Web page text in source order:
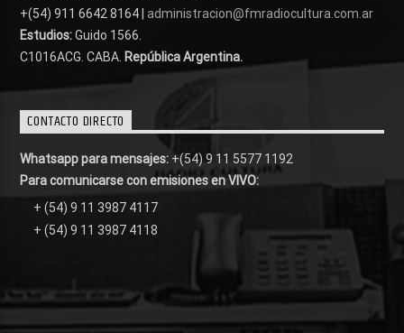
+(54) 911 6642 8164 | administracion@fmradiocultura.com.ar
Estudios:Guido 1566.
C1016ACG . CABA. República Argentina.
CONTACTO DIRECTO
Whatsapp para mensajes: +(54) 9 11 5577 1192
Para comunicarse con emisiones en VIVO:
+ (54) 9 11 3987 4117
+ (54) 9 11 3987 4118